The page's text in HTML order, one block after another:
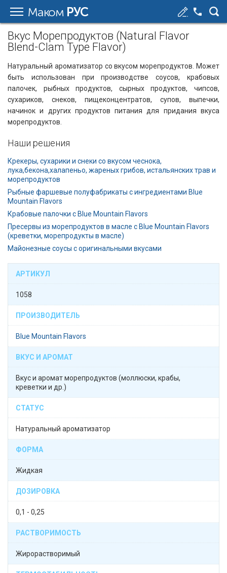
Маком РУС
Вкус Морепродуктов (Natural Flavor
Blend-Clam Type Flavor)
Натуральный ароматизатор со вкусом морепродуктов. Может
быть использован при производстве соусов, крабовых
палочек, рыбных продуктов, сырных продуктов, чипсов,
сухариков, снеков, пищеконцентратов, супов, выпечки,
начинок и других продуктов питания для придания вкуса
морепродуктов.
Наши решения
Крекеры, сухарики и снеки со вкусом чеснока,
лука,бекона,халапеньо, жареных грибов, истальянских трав и
морепродуктов
Рыбные фаршевые полуфабрикаты с ингредиентами Blue
Mountain Flavors
Крабовые палочки с Blue Mountain Flavors
Пресервы из морепродуктов в масле с Blue Mountain Flavors
(креветки, морепродукты в масле)
Майонезные соусы с оригинальными вкусами
АРТИКУЛ
1058
ПРОИЗВОДИТЕЛЬ
Blue Mountain Flavors
ВКУС И АРОМАТ
Вкус и аромат морепродуктов (моллюски, крабы,
креветки и др.)
СТАТУС
Натуральный ароматизатор
ФОРМА
Жидкая
ДОЗИРОВКА
0,1 - 0,25
РАСТВОРИМОСТЬ
Жирорастворимый